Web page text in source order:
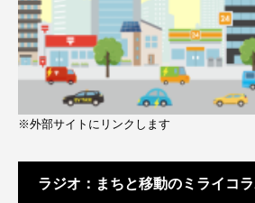
※外部サイトにリンクします
ラジオ：まちと移動のミライコ